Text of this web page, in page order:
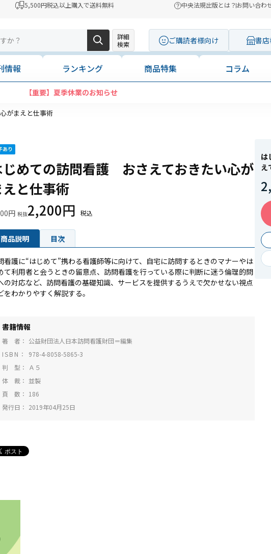
5,500円税込以上購入で送料無料 中央法規出版とは？お問い合わ
詳細
検索
ご購読者様向け 書
情報 ランキング 商品特集 コラム
【重要】夏季休業のお知らせ
がまえと仕事術
じめての訪問看護 おさえておきたい心が
えと仕事術
円 2,200円
商品説明 目次
看護に“はじめて”携わる看護師等に向けて、自宅に訪問するときのマナーやは
て利用者と会うときの留意点、訪問看護を行っている際に判断に迷う倫理的問
の対応など、訪問看護の基礎知識、サービスを提供するうえで欠かせない視点
をわかりやすく解説する。
書籍情報
著 者
公益財団法人日本訪問看護財団＝編集
ISBN
978-4-8058-5865-3
判 型
Ａ５
体 裁
並製
頁 数
186
発行日
2019年04月25日
は
え